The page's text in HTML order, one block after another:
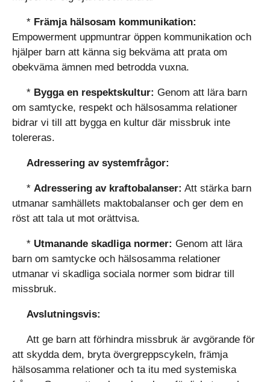
* Främja hälsosam kommunikation:
Empowerment uppmuntrar öppen kommunikation och
hjälper barn att känna sig bekväma att prata om
obekväma ämnen med betrodda vuxna.
* Bygga en respektskultur: Genom att lära barn
om samtycke, respekt och hälsosamma relationer
bidrar vi till att bygga en kultur där missbruk inte
tolereras.
Adressering av systemfrågor:
* Adressering av kraftobalanser: Att stärka barn
utmanar samhällets maktobalanser och ger dem en
röst att tala ut mot orättvisa.
* Utmanande skadliga normer: Genom att lära
barn om samtycke och hälsosamma relationer
utmanar vi skadliga sociala normer som bidrar till
missbruk.
Avslutningsvis:
Att ge barn att förhindra missbruk är avgörande för
att skydda dem, bryta övergreppscykeln, främja
hälsosamma relationer och ta itu med systemiska